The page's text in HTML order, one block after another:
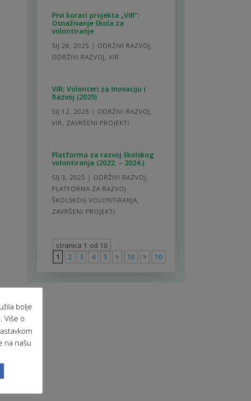
Prvi koraci projekta „VIR“:
Osnaživanje škola za
volontiranje
SIJ 28, 2025 | ODRŽIVI RAZVOJ,
ODRŽIVI RAZVOJ, VIR
VIR: Volonteri za Inovaciju i
Razvoj (2025)
SIJ 12, 2025 | ODRŽIVI RAZVOJ,
VIR, ZAVRŠENI PROJEKTI
Platforma za razvoj školskog
volontiranja (2022. – 2024.)
SIJ 3, 2025 | ODRŽIVI RAZVOJ,
PLATFORMA ZA RAZVOJ
ŠKOLSKOG VOLONTIRANJA,
ZAVRŠENI PROJEKTI
stranica 1 od 10
1
2 3 4 5 > 10 > 10
bolje
Više o
na našu